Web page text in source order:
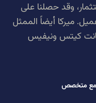
وقد حصلنا على
سفر ثانية لأكثر من ٣٠٠٠ عميل. ميركا أيضاً الممثل
كيتس ونيفيس
متخصص